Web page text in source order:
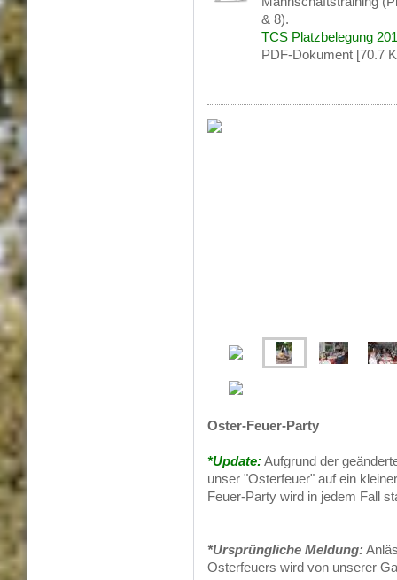
& 8).
TCS Platzbelegung
PDF-Dokument [70.7
Oster-Feuer-Party
*Update:Aufgrund der
unser "Osterfeuer" auf ein
Feuer-Party wird in jedem Fall
*Ursprüngliche Meldung:
Osterfeuers wird von unserer